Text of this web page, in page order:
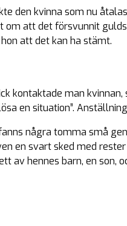
den kvinna som nu
om att det försvunnit
att det kan ha stämt.
kontaktade man
en situation”.
några tomma små
en svart sked med
av hennes barn, en son,